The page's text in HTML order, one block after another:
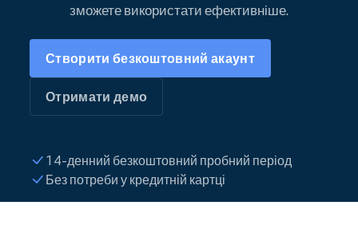
зможете використати ефективніше.
Створити безкоштовний акаунт
Отримати демо
14-денний безкоштовний пробний період
Без потреби у кредитній картці